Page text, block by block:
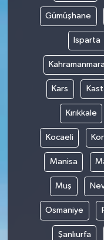
Gümüşhane
Isparta
Kars
Kırıkkale
Kocaeli
Manisa
Muş
Osmaniye
Şanlıurfa